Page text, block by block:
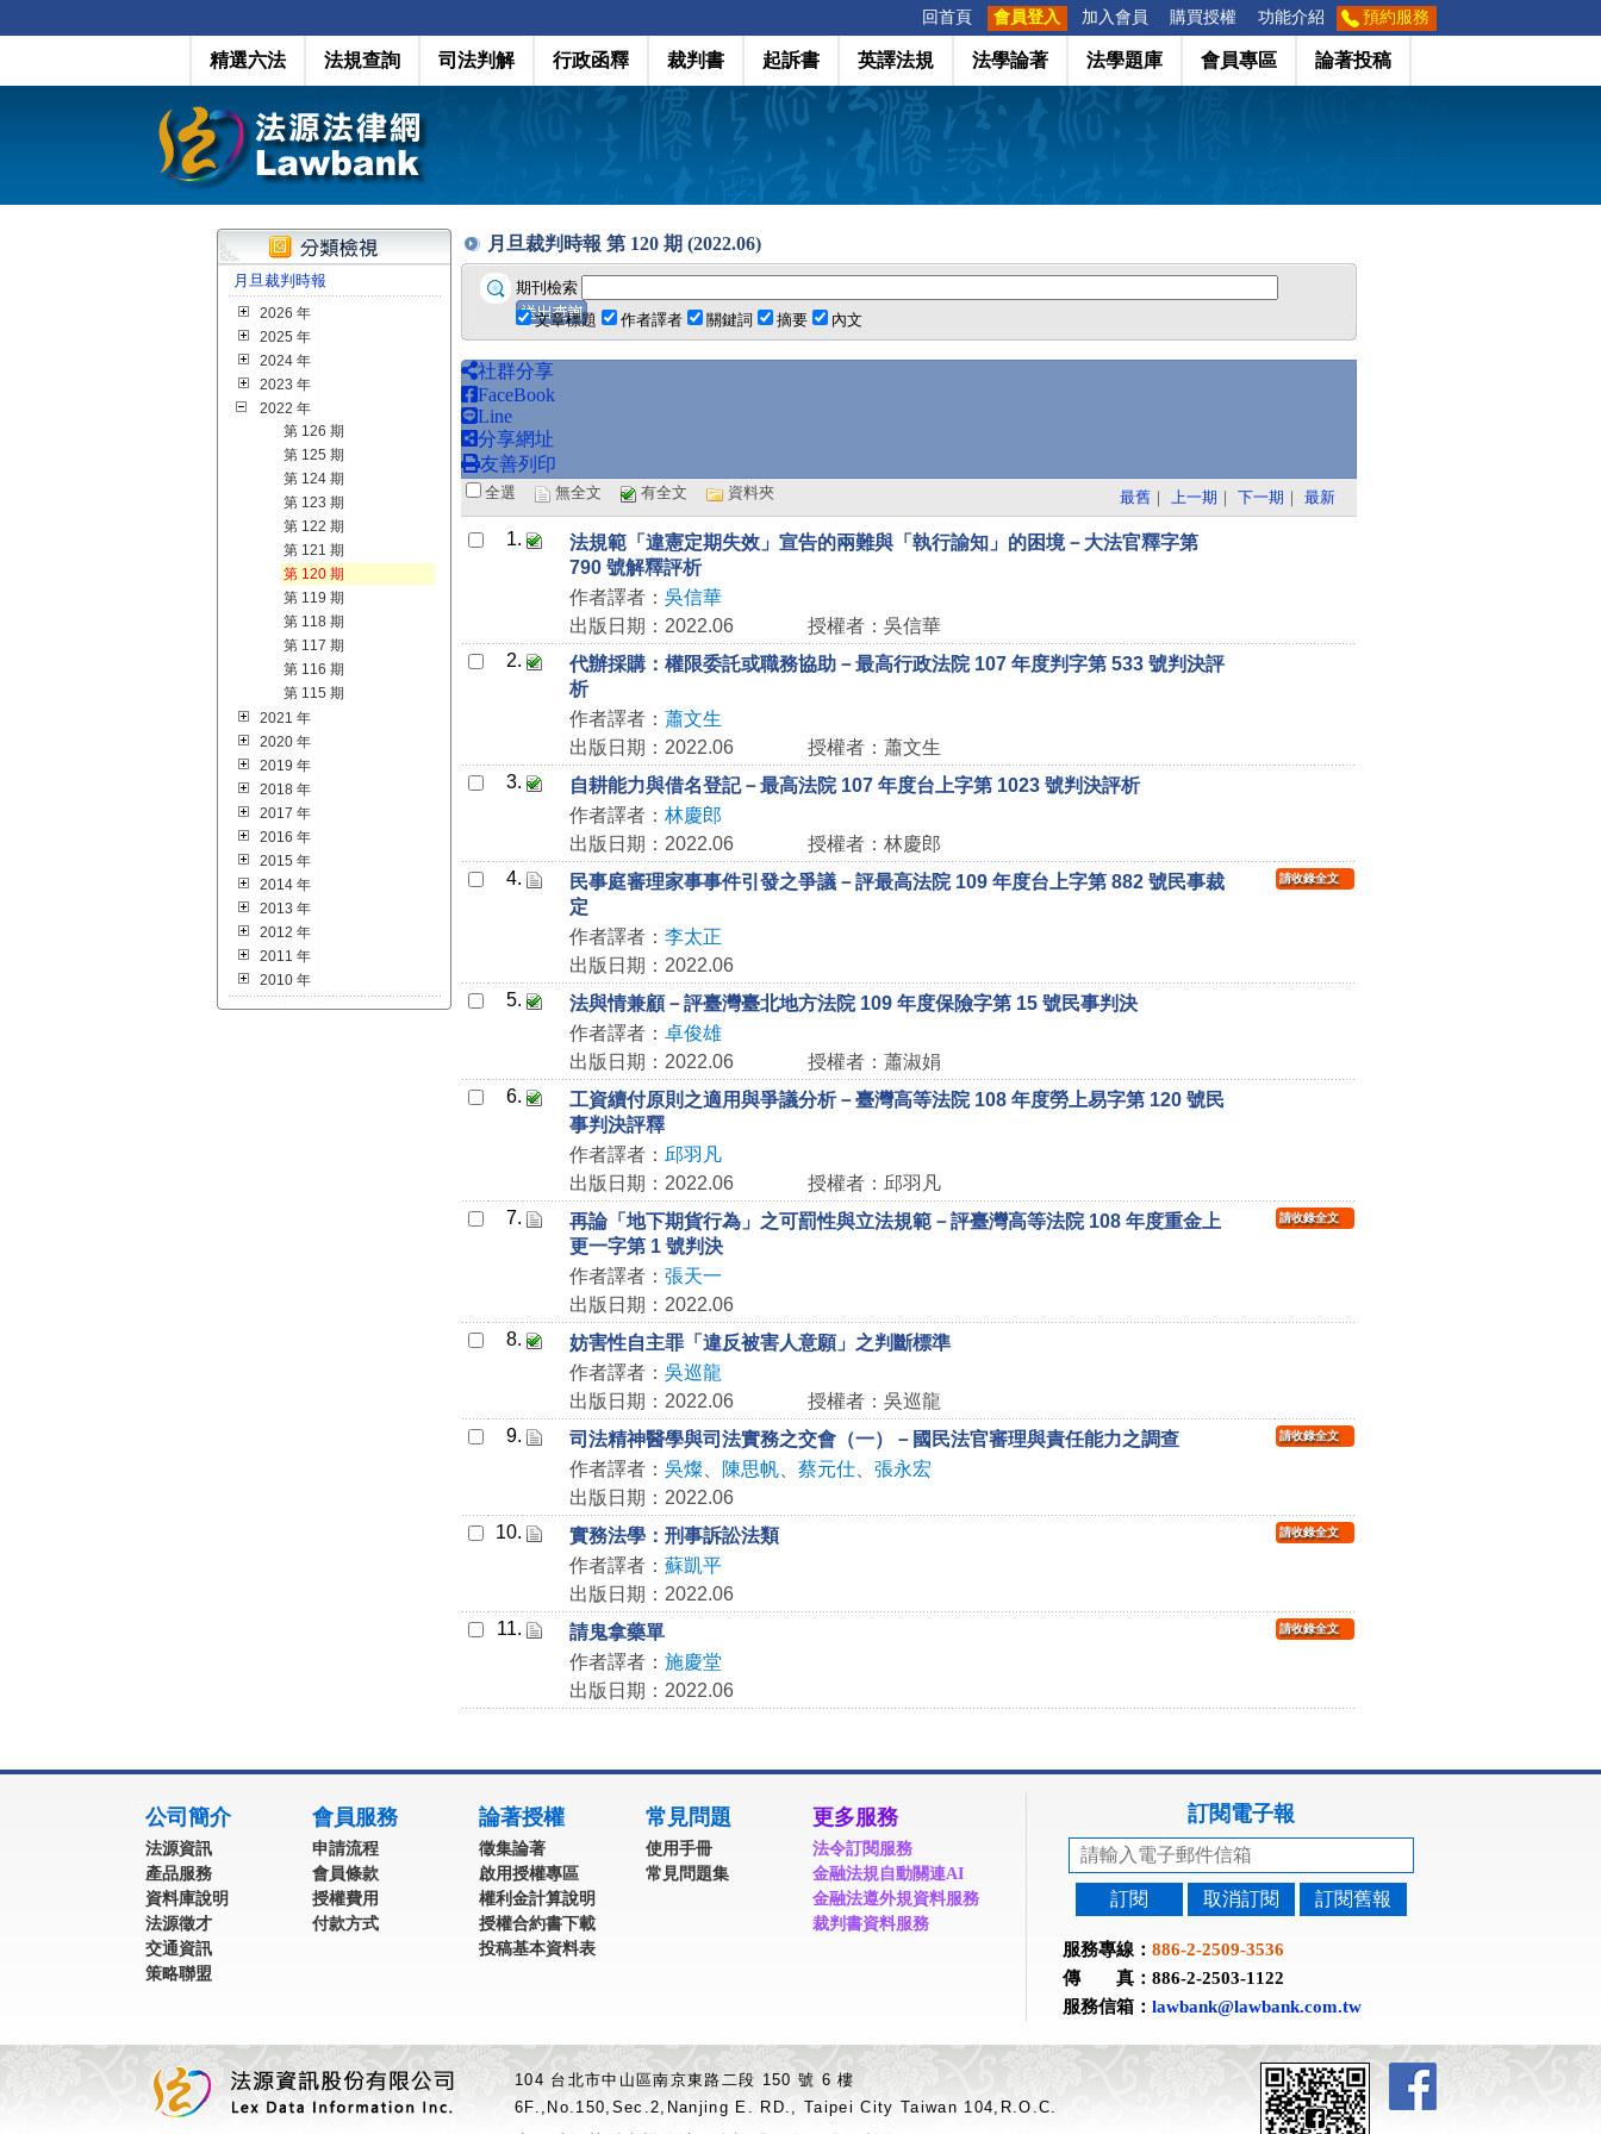
回首頁 會員登入 加入會員 購買授權 功能介紹 預約服務
精選六法 法規查詢 司法判解 行政函釋 裁判書 起訴書 英譯法規 法學論著 法學題庫 會員專區 論著投稿
月旦裁判時報
2026 年
2025 年
2024 年
2023 年
2022 年
第 126 期
第 125 期
第 124 期
第 123 期
第 122 期
第 121 期
第 120 期
第 119 期
第 118 期
第 117 期
第 116 期
第 115 期
2021 年
2020 年
2019 年
2018 年
2017 年
2016 年
2015 年
2014 年
2013 年
2012 年
2011 年
2010 年
月旦裁判時報 第 120 期 (2022.06)
期刊檢索
文章標題
作者譯者 關鍵詞 摘要 內文
社群分享
FaceBook
Line
分享網址
友善列印
全選 無全文 有全文 資料夾 最舊 ｜ 上一期 ｜ 下一期 ｜ 最新
1.
法規範「違憲定期失效」宣告的兩難與「執行諭知」的困境－大法官釋字第
790 號解釋評析
作者譯者： 吳信華
出版日期：2022.06
授權者：吳信華
2.
代辦採購：權限委託或職務協助－最高行政法院 107 年度判字第 533 號判決評
析
作者譯者： 蕭文生
出版日期：2022.06
授權者：蕭文生
3.
自耕能力與借名登記－最高法院 107 年度台上字第 1023 號判決評析
作者譯者： 林慶郎
出版日期：2022.06
授權者：林慶郎
4.
民事庭審理家事事件引發之爭議－評最高法院 109 年度台上字第 882 號民事裁
定
作者譯者： 李太正
出版日期：2022.06
請收錄全文
5.
法與情兼顧－評臺灣臺北地方法院 109 年度保險字第 15 號民事判決
作者譯者： 卓俊雄
出版日期：2022.06
授權者：蕭淑娟
6.
工資續付原則之適用與爭議分析－臺灣高等法院 108 年度勞上易字第 120 號民
事判決評釋
作者譯者： 邱羽凡
出版日期：2022.06
授權者：邱羽凡
7.
再論「地下期貨行為」之可罰性與立法規範－評臺灣高等法院 108 年度重金上
更一字第 1 號判決
作者譯者： 張天一
出版日期：2022.06
請收錄全文
8.
妨害性自主罪「違反被害人意願」之判斷標準
作者譯者： 吳巡龍
出版日期：2022.06
授權者：吳巡龍
9.
司法精神醫學與司法實務之交會（一）－國民法官審理與責任能力之調查
作者譯者： 吳燦、 陳思帆、 蔡元仕、 張永宏
出版日期：2022.06
請收錄全文
10.
實務法學：刑事訴訟法類
作者譯者： 蘇凱平
出版日期：2022.06
請收錄全文
11.
請鬼拿藥單
作者譯者： 施慶堂
出版日期：2022.06
請收錄全文
公司簡介
法源資訊
產品服務
資料庫說明
法源徵才
交通資訊
策略聯盟
會員服務
申請流程
會員條款
授權費用
付款方式
論著授權
徵集論著
啟用授權專區
權利金計算說明
授權合約書下載
投稿基本資料表
常見問題
使用手冊
常見問題集
更多服務
法令訂閱服務
金融法規自動關連AI
金融法遵外規資料服務
裁判書資料服務
訂閱電子報
訂閱 取消訂閱 訂閱舊報
服務專線： 886-2-2509-3536
傳 真：886-2-2503-1122
服務信箱： lawbank@lawbank.com.tw
104 台北市中山區南京東路二段 150 號 6 樓
6F.,No.150,Sec.2,Nanjing E. RD., Taipei City Taiwan 104,R.O.C.